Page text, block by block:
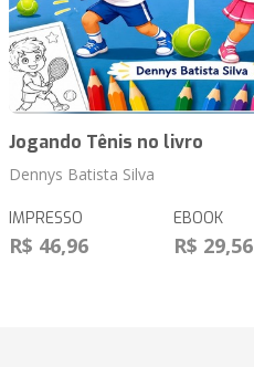
Jogando Tênis no livro
Dennys Batista Silva
IMPRESSO
R$ 46,96
EBOOK
R$ 29,56